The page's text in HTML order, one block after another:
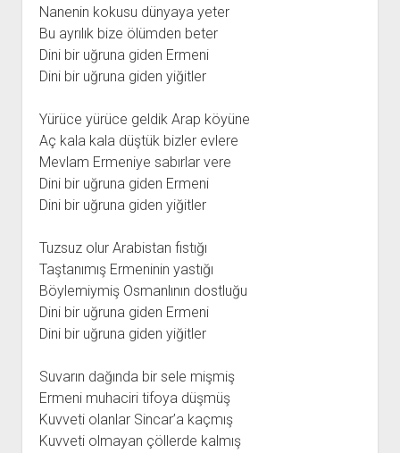
Nanenin kokusu dünyaya yeter
Bu ayrılık bize ölümden beter
Dini bir uğruna giden Ermeni
Dini bir uğruna giden yiğitler
Yürüce yürüce geldik Arap köyüne
Aç kala kala düştük bizler evlere
Mevlam Ermeniye sabırlar vere
Dini bir uğruna giden Ermeni
Dini bir uğruna giden yiğitler
Tuzsuz olur Arabistan fıstığı
Taştanımış Ermeninin yastığı
Böylemiymiş Osmanlının dostluğu
Dini bir uğruna giden Ermeni
Dini bir uğruna giden yiğitler
Suvarın dağında bir sele mişmiş
Ermeni muhaciri tifoya düşmüş
Kuvveti olanlar Sincar’a kaçmış
Kuvveti olmayan çöllerde kalmış